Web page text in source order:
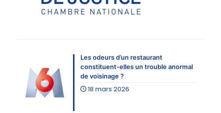
Les odeurs d’un restaurant
constituent-elles un trouble anormal
de voisinage ?
18 mars 2026